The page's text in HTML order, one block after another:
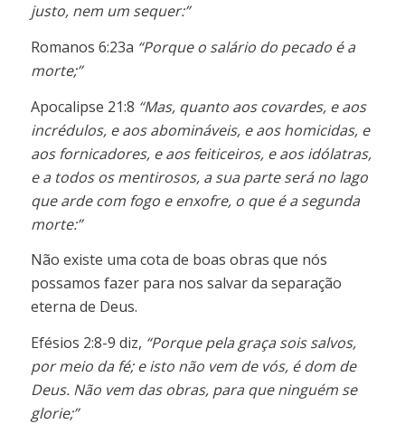
justo, nem um sequer:”
Romanos 6:23a “Porque o salário do pecado é a
morte;”
Apocalipse 21:8 “Mas, quanto aos covardes, e aos
incrédulos, e aos abomináveis, e aos homicidas, e
aos fornicadores, e aos feiticeiros, e aos idólatras,
e a todos os mentirosos, a sua parte será no lago
que arde com fogo e enxofre, o que é a segunda
morte:”
Não existe uma cota de boas obras que nós
possamos fazer para nos salvar da separação
eterna de Deus.
Efésios 2:8-9 diz, “Porque pela graça sois salvos,
por meio da fé; e isto não vem de vós, é dom de
Deus. Não vem das obras, para que ninguém se
glorie;”